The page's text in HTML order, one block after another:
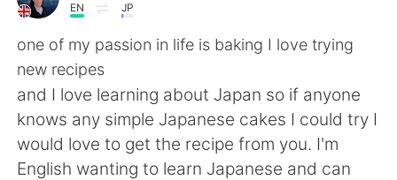
AI Grammar Checker
日本語
English 简体中文
EN JP
one of my passion in life is baking I love trying
new recipes
and I love learning about Japan so if anyone
knows any simple Japanese cakes I could try I
would love to get the recipe from you. I'm
English wanting to learn Japanese and can